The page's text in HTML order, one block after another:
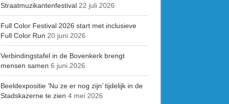
Straatmuzikantenfestival 22 juli 2026
Full Color Festival 2026 start met inclusieve
Full Color Run 20 juni 2026
Verbindingstafel in de Bovenkerk brengt
mensen samen 6 juni 2026
Beeldexpositie ’Nu ze er nog zijn’ tijdelijk in de
Stadskazerne te zien 4 mei 2026